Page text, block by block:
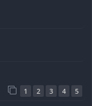
1 2 3 4 5